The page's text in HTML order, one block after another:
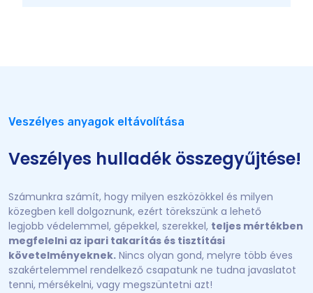
Veszélyes anyagok eltávolítása
Veszélyes hulladék összegyűjtése!
Számunkra számít, hogy milyen eszközökkel és milyen
közegben kell dolgoznunk, ezért törekszünk a lehető
legjobb védelemmel, gépekkel, szerekkel, teljes mértékben
megfelelni az ipari takarítás és tisztítási
követelményeknek. Nincs olyan gond, melyre több éves
szakértelemmel rendelkező csapatunk ne tudna javaslatot
tenni, mérsékelni, vagy megszüntetni azt!